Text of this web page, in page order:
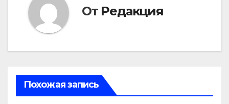
От Редакция
Похожая запись